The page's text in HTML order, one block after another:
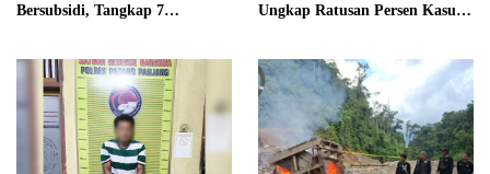
Bersubsidi, Tangkap 7
Ungkap Ratusan Persen Kasus